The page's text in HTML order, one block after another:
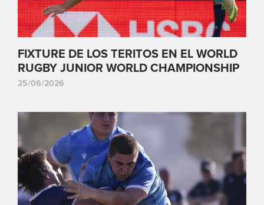
FIXTURE DE LOS TERITOS EN EL WORLD
RUGBY JUNIOR WORLD CHAMPIONSHIP
25/06/2026